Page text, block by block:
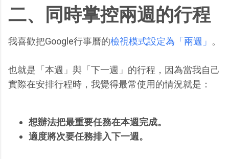
二、同時掌控兩週的行程
我喜歡把Google行事曆的檢視模式設定為「兩週」 。
也就是「本週」與「下一週」的行程，因為當我自己
實際在安排行程時，我覺得最常使用的情況就是：
想辦法把最重要任務在本週完成。
適度將次要任務排入下一週。